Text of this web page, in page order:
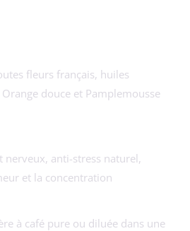
fleurs français, huiles
douce et Pamplemousse
nerveux, anti-stress naturel,
et la concentration
à café pure ou diluée dans une